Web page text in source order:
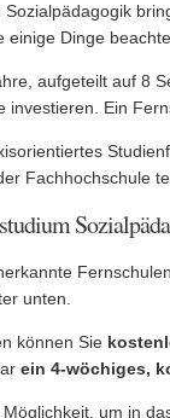
einige Dinge
aufgeteilt auf 8
investieren. Ein
Fachhochschule
unten.
können Sie
ein 4-wöchiges,
um in